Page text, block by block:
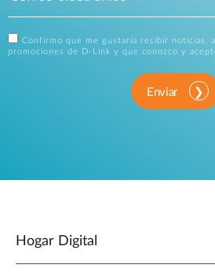
Confirmo que me gustaría recibir noticias,
promociones de D-Link y que conozco y
Enviar
Hogar Digital